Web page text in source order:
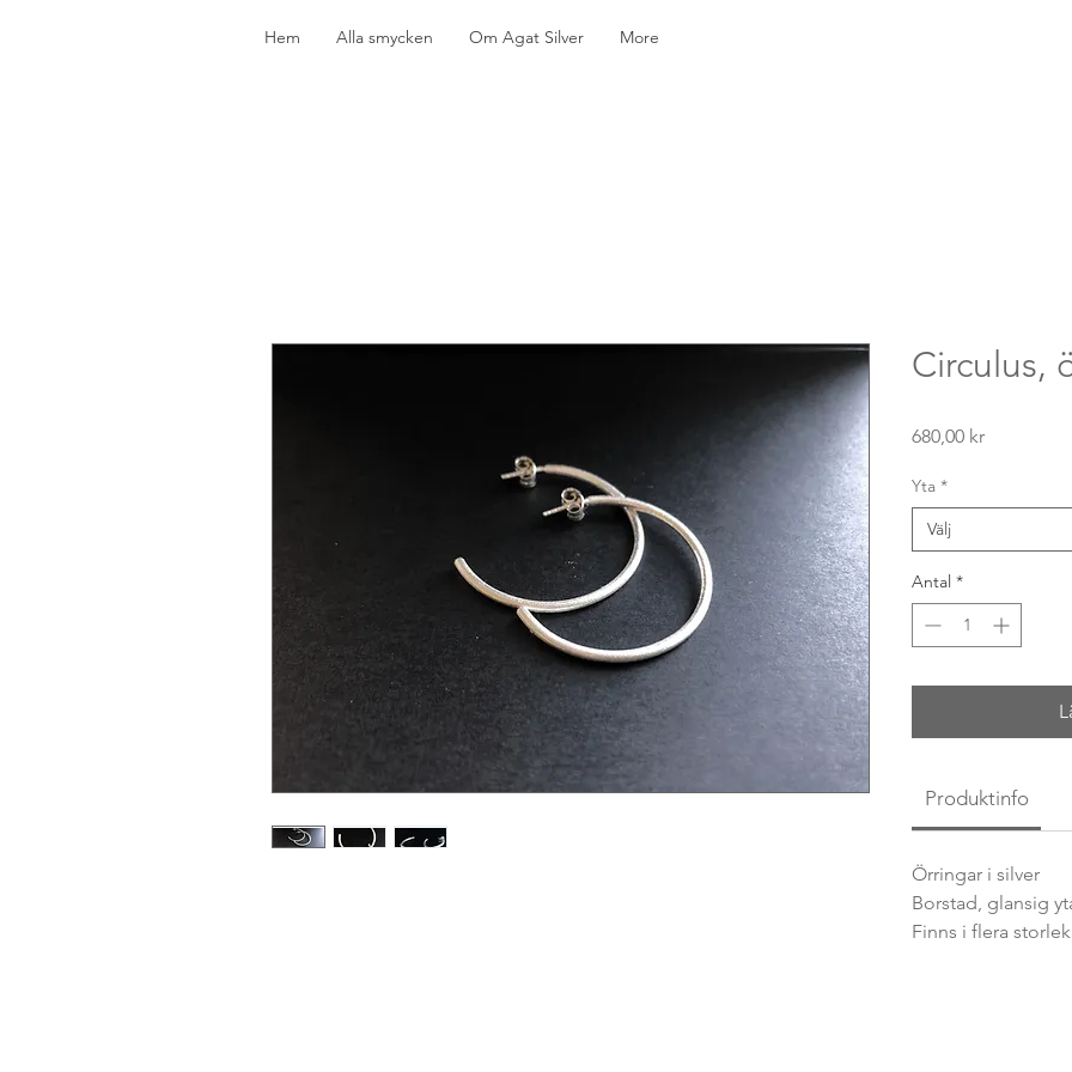
Hem Alla smycken Om Agat Silver More
Circulus,
680,00 krPris
Yta *
Välj
Antal *
Produktinfo
Örringar i silver
Borstad, glansig
Finns i flera